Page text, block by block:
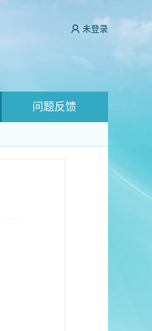
未登录
问题反馈